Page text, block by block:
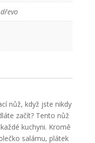
nůž, když jste nikdy
začít? Tento nůž
kuchyni. Kromě
salámu, plátek